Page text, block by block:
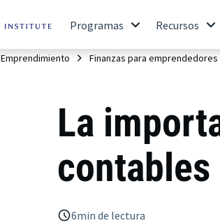
Programas Recursos
Emprendimiento Finanzas para emprendedores
La
6min de lectura